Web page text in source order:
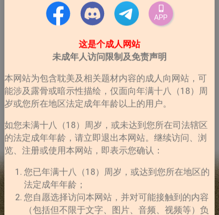
APP
这是个成人网站
未成年人访问限制及免责声明
本网站为包含耽美及相关题材内容的成人向网站，可
能涉及露骨或暗示性描绘，仅面向年满十八（18）周
岁或您所在地区法定成年年龄以上的用户。
如您未满十八（18）周岁，或未达到您所在司法辖区
的法定成年年龄，请立即退出本网站。继续访问、浏
览、注册或使用本网站，即表示您确认：
您已年满十八（18）周岁，或达到您所在地区的
法定成年年龄；
您自愿选择访问本网站，并对可能接触到的内容
（包括但不限于文字、图片、音频、视频等）负